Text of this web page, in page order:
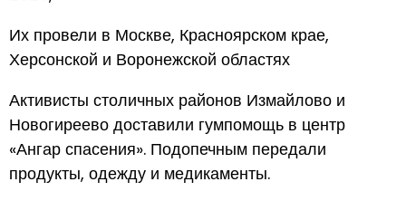
Их провели в Москве, Красноярском крае,
Херсонской и Воронежской областях
Активисты столичных районов Измайлово и
Новогиреево доставили гумпомощь в центр
«Ангар спасения». Подопечным передали
продукты, одежду и медикаменты.